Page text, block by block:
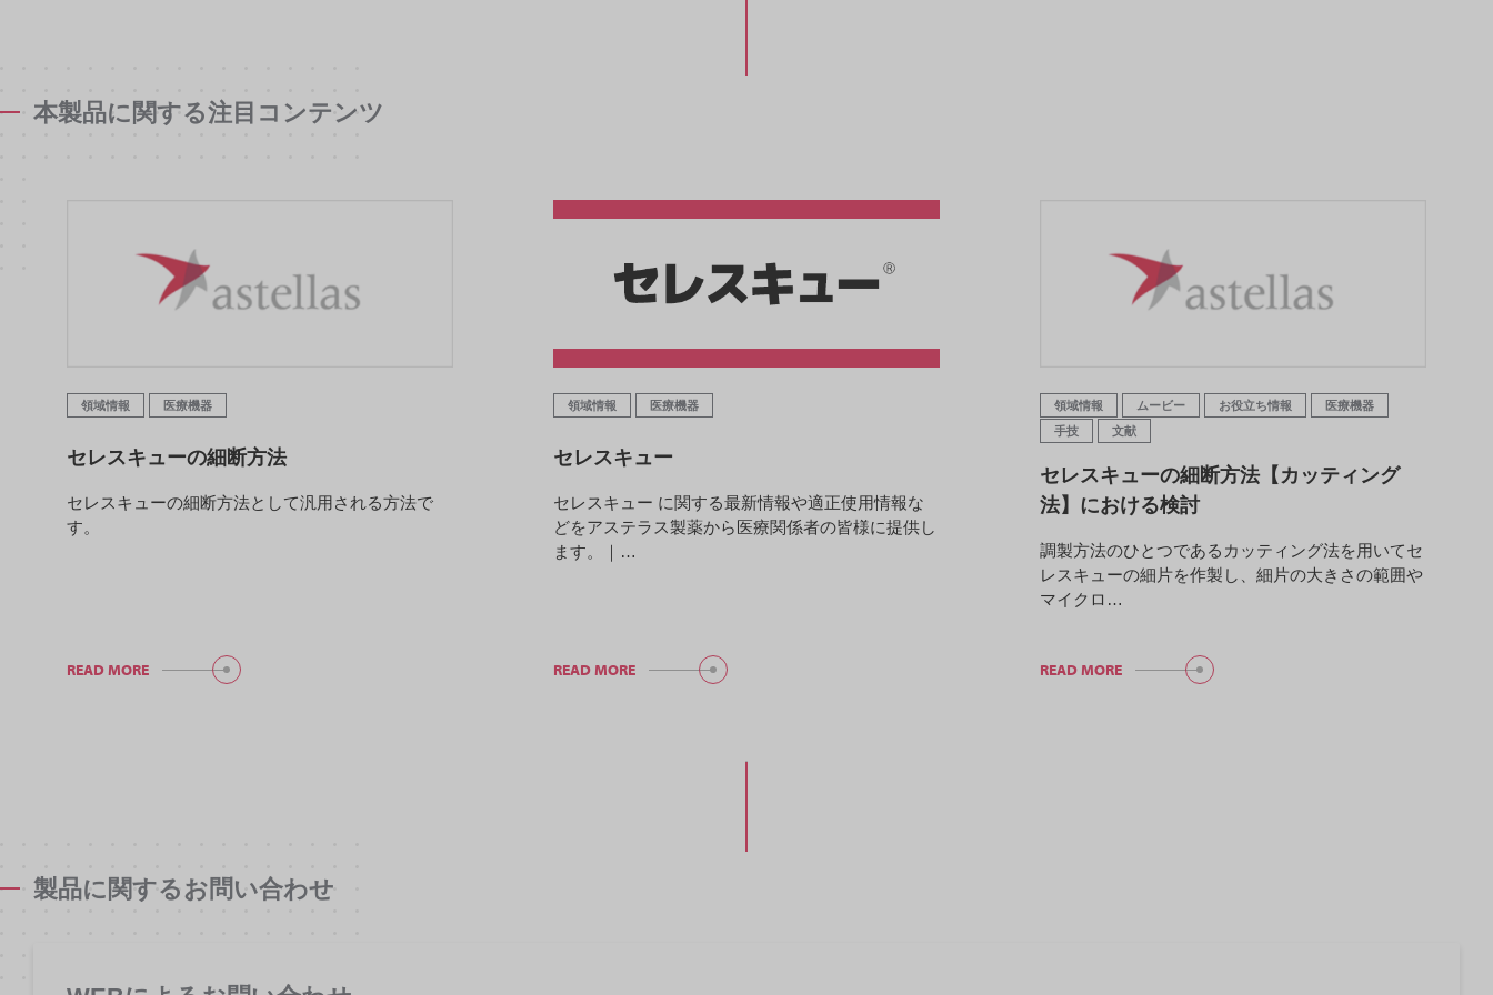
本製品に関する注目コンテンツ
領域情報 医療機器
セレスキューの細断方法
セレスキューの細断方法として汎用される方法で
す。
READ MORE
領域情報 医療機器
セレスキュー
セレスキュー に関する最新情報や適正使用情報な
どをアステラス製薬から医療関係者の皆様に提供し
ます。｜…
READ MORE
領域情報 ムービー お役立ち情報
医療機器
手技
文献
セレスキューの細断方法【カッティング
法】における検討
調製方法のひとつであるカッティング法を用いてセ
レスキューの細片を作製し、細片の大きさの範囲や
マイクロ…
READ MORE
製品に関するお問い合わせ